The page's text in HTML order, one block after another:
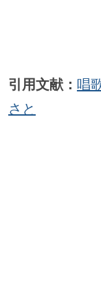
引用文献： 唱
さと